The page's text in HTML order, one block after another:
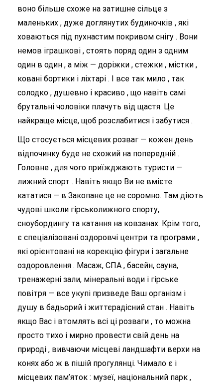
воно більше схоже на затишне сільце з
маленьких , дуже доглянутих будиночків , які
ховаються під пухнастим покривом снігу . Вони
немов іграшкові , стоять поряд один з одним
один в один , а між — доріжки , стежки , містки ,
ковані бортики і ліхтарі . І все так мило , так
солодко , душевно і красиво , що навіть самі
брутальні чоловіки плачуть від щастя. Це
найкраще місце, щоб розслабитися і забутися .
Що стосується місцевих розваг — кожен день
відпочинку буде не схожий на попередній .
Головне , для чого приїжджають туристи —
лижний спорт . Навіть якщо Ви не вмієте
кататися — в Закопане це не соромно. Там діють
чудові школи гірськолижного спорту,
сноубордингу та катання на ковзанах. Крім того,
є спеціалізовані оздоровчі центри та програми ,
які орієнтовані на корекцію фігури і загальне
оздоровлення . Масаж, СПА , басейн, сауна,
тренажерні зали, мінеральні води і гірське
повітря — все укупі призведе Ваш організм і
душу в бадьорий і життєрадісний стан . Навіть
якщо Вас і втомлять всі ці розваги , то можна
просто тихо і мирно провести свій день на
природі , вивчаючи місцеві ландшафти верхи на
конях або ж в пішій прогулянці. Чимало є і
місцевих пам’яток : музеї, національний парк ,